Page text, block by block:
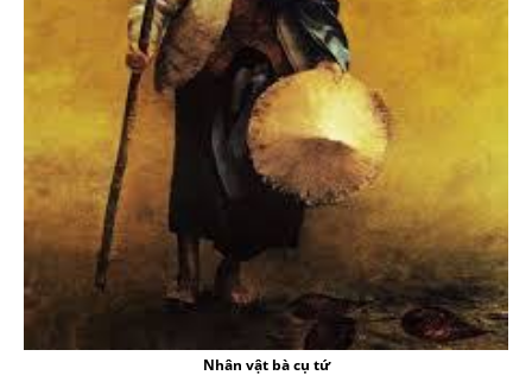
Nhân vật bà cụ tứ